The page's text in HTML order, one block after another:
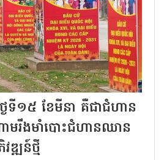
ងៃទី១៥ ខែមីនា គឺជាជំហាន
មរឹងមាំបោះជំហានឈាន
ឍន៍ថ្មី